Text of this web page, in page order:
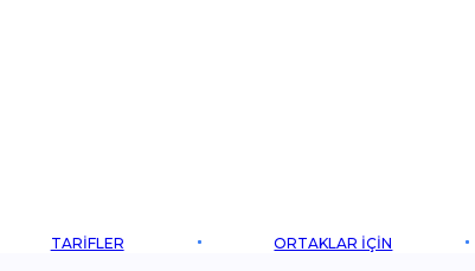
TARIFLER ORTAKLAR IÇIN